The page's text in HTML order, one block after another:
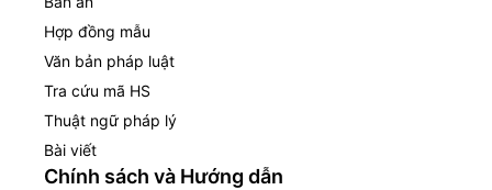
Hợp đồng mẫu
Văn bản pháp luật
Tra cứu mã HS
Thuật ngữ pháp lý
Bài viết
Chính sách và Hướng dẫn